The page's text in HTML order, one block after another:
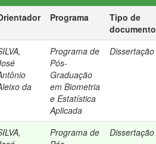
Programa
Tipo de
documento
da
Programa de
Pós-
Graduação
em Biometria
e Estatística
Aplicada
Dissertação
Programa de
Dissertação